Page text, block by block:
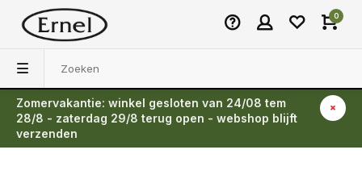
0
Zomervakantie: winkel gesloten van 24/08 tem
28/8 - zaterdag 29/8 terug open - webshop blijft
verzenden
Terug